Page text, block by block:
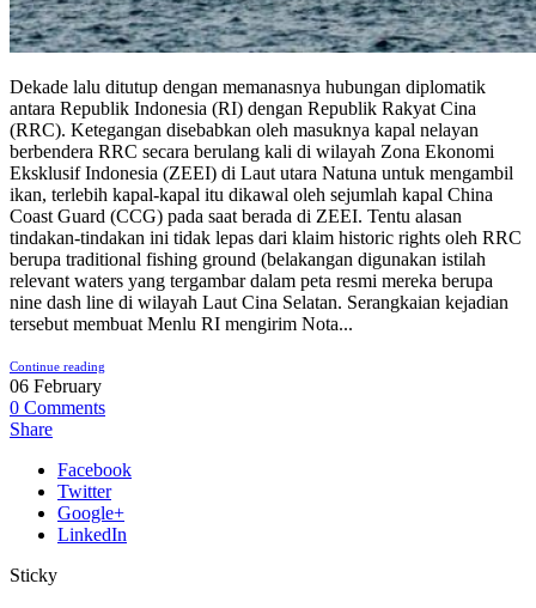
Dekade lalu ditutup dengan memanasnya hubungan diplomatik
antara Republik Indonesia (RI) dengan Republik Rakyat Cina
(RRC). Ketegangan disebabkan oleh masuknya kapal nelayan
berbendera RRC secara berulang kali di wilayah Zona Ekonomi
Eksklusif Indonesia (ZEEI) di Laut utara Natuna untuk mengambil
ikan, terlebih kapal-kapal itu dikawal oleh sejumlah kapal China
Coast Guard (CCG) pada saat berada di ZEEI. Tentu alasan
tindakan-tindakan ini tidak lepas dari klaim historic rights oleh RRC
berupa traditional fishing ground (belakangan digunakan istilah
relevant waters yang tergambar dalam peta resmi mereka berupa
nine dash line di wilayah Laut Cina Selatan. Serangkaian kejadian
tersebut membuat Menlu RI mengirim Nota...
Continue reading
06 February
0 Comments
Share
Facebook
Twitter
Google+
LinkedIn
Sticky